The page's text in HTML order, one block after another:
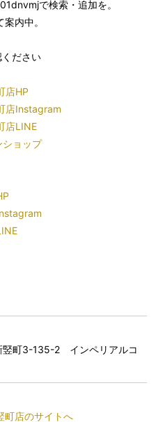
で検索・追加を。
内中。
ださい
店HP
店Instagram
店LINE
ショップ
竪町3-135-2 インペリアルコ
町店のサイトへ